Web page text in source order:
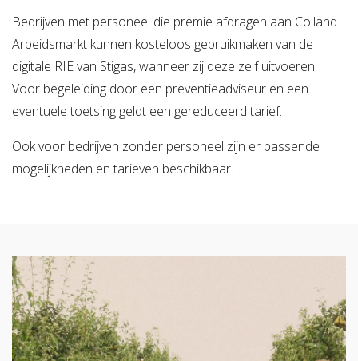
Bedrijven met personeel die premie afdragen aan Colland
Arbeidsmarkt kunnen kosteloos gebruikmaken van de
digitale RIE van Stigas, wanneer zij deze zelf uitvoeren.
Voor begeleiding door een preventieadviseur en een
eventuele toetsing geldt een gereduceerd tarief.
Ook voor bedrijven zonder personeel zijn er passende
mogelijkheden en tarieven beschikbaar.